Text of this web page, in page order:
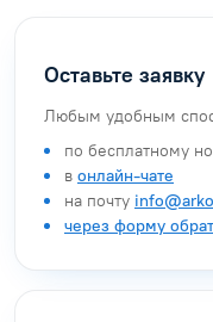
Оставьте заявку
Любым удобным
по бесплатному
в онлайн-чате
на почту
через форму